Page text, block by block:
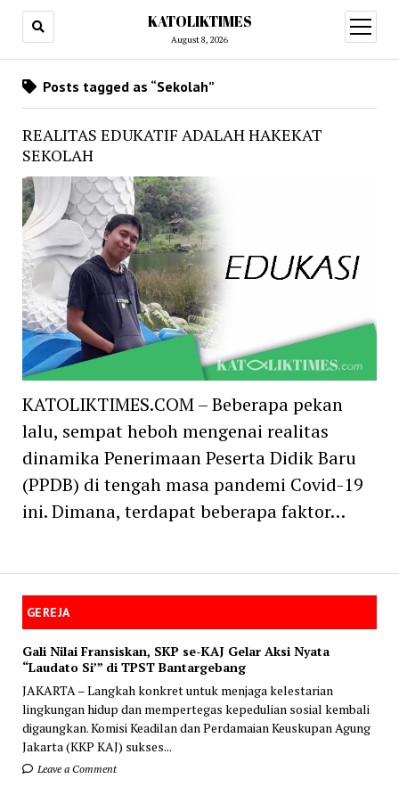
KATOLIKTIMES
August 8, 2026
open
menu
GEREJA
Gali Nilai Fransiskan, SKP se-KAJ Gelar Aksi Nyata
“Laudato Si’” di TPST Bantargebang
JAKARTA – Langkah konkret untuk menjaga kelestarian
lingkungan hidup dan mempertegas kepedulian sosial kembali
digaungkan. Komisi Keadilan dan Perdamaian Keuskupan Agung
Jakarta (KKP KAJ) sukses...
Leave a Comment
Posts tagged as “Sekolah”
REALITAS EDUKATIF ADALAH HAKEKAT
SEKOLAH
KATOLIKTIMES.COM – Beberapa pekan
lalu, sempat heboh mengenai realitas
dinamika Penerimaan Peserta Didik Baru
(PPDB) di tengah masa pandemi Covid-19
ini. Dimana, terdapat beberapa faktor…